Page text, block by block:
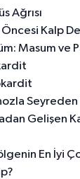
Ağrısı
Kalp
Masum ve
Seyreden
Gelişen
En İyi